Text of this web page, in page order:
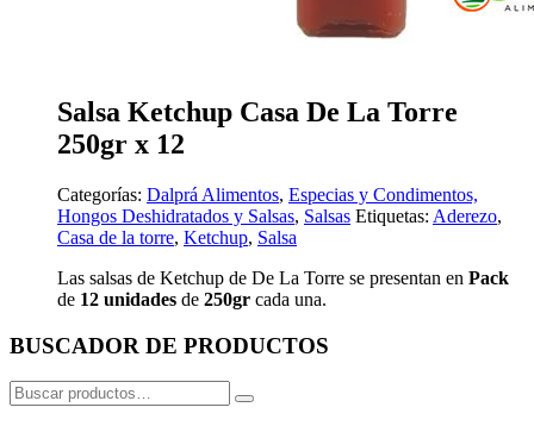
Salsa Ketchup Casa De La Torre
250gr x 12
Categorías: Dalprá Alimentos, Especias y Condimentos,
Hongos Deshidratados y Salsas, Salsas Etiquetas: Aderezo,
Casa de la torre, Ketchup, Salsa
Las salsas de Ketchup de De La Torre se presentan en Pack
de 12 unidades de 250gr cada una.
BUSCADOR DE PRODUCTOS
Buscar
por: